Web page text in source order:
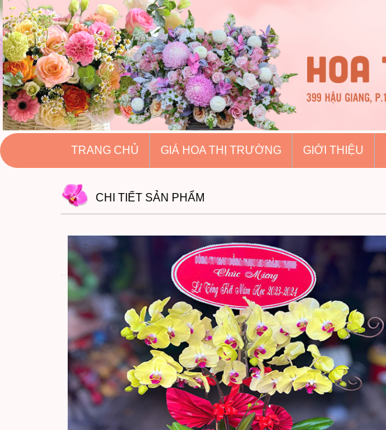
hoatuoihuythao.com
hoatuoihuythao.com
//hoatuoihuythao.com/
TRANG CHỦ GIÁ HOA THỊ TRƯỜNG GIỚI THIỆU
CHI TIẾT SẢN PHẨM
Zoom